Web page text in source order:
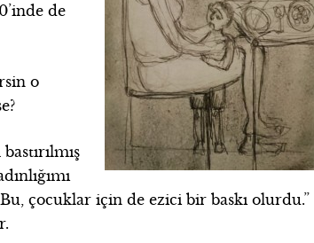
de
o
bastırılmış
çocuklar için de ezici bir baskı olurdu.”